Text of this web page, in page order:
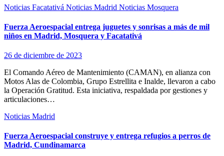
Noticias Facatativá Noticias Madrid Noticias Mosquera
Fuerza Aeroespacial entrega juguetes y sonrisas a más de mil
niños en Madrid, Mosquera y Facatativá
26 de diciembre de 2023
El Comando Aéreo de Mantenimiento (CAMAN), en alianza con
Motos Alas de Colombia, Grupo Estrellita e Inalde, llevaron a cabo
la Operación Gratitud. Esta iniciativa, respaldada por gestiones y
articulaciones…
Noticias Madrid
Fuerza Aeroespacial construye y entrega refugios a perros de
Madrid, Cundinamarca